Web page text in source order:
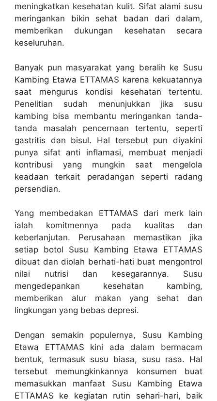
meningkatkan kesehatan kulit. Sifat alami susu
meringankan bikin sehat badan dari dalam,
memberikan dukungan kesehatan secara
keseluruhan.
Banyak pun masyarakat yang beralih ke Susu
Kambing Etawa ETTAMAS karena kekuatannya
saat mengurus kondisi kesehatan tertentu.
Penelitian sudah menunjukkan jika susu
kambing bisa membantu meringankan tanda-
tanda masalah pencernaan tertentu, seperti
gastritis dan bisul. Hal tersebut pun diyakini
punya sifat anti inflamasi, membuat menjadi
kontribusi yang mungkin saat mengelola
keadaan terkait peradangan seperti radang
persendian.
Yang membedakan ETTAMAS dari merk lain
ialah komitmennya pada kualitas dan
keberlanjutan. Perusahaan memastikan jika
setiap botol Susu Kambing Etawa ETTAMAS
dibuat dan diolah berhati-hati buat mengontrol
nilai nutrisi dan kesegarannya. Susu
mengedepankan kesehatan kambing,
memberikan alur makan yang sehat dan
lingkungan yang bebas depresi.
Dengan semakin populernya, Susu Kambing
Etawa ETTAMAS kini ada dalam bermacam
bentuk, termasuk susu biasa, susu rasa. Hal
tersebut memungkinkannya konsumen buat
memasukkan manfaat Susu Kambing Etawa
ETTAMAS ke kegiatan rutin sehari-hari, baik